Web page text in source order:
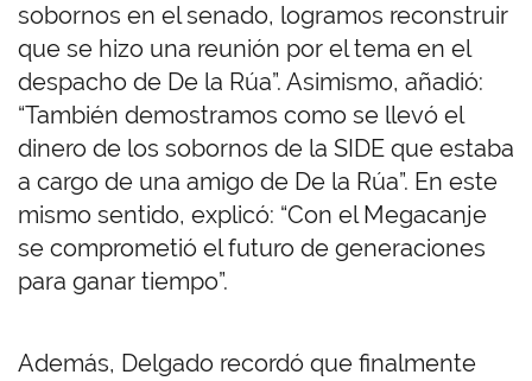
sobornos en el senado, logramos reconstruir
que se hizo una reunión por el tema en el
despacho de De la Rúa”. Asimismo, añadió:
“También demostramos como se llevó el
dinero de los sobornos de la SIDE que estaba
a cargo de una amigo de De la Rúa”. En este
mismo sentido, explicó: “Con el Megacanje
se comprometió el futuro de generaciones
para ganar tiempo”.
Además, Delgado recordó que finalmente